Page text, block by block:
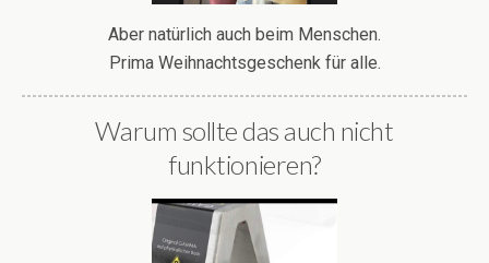
Aber natürlich auch beim Menschen.
Prima Weihnachtsgeschenk für alle.
Warum sollte das auch nicht
funktionieren?